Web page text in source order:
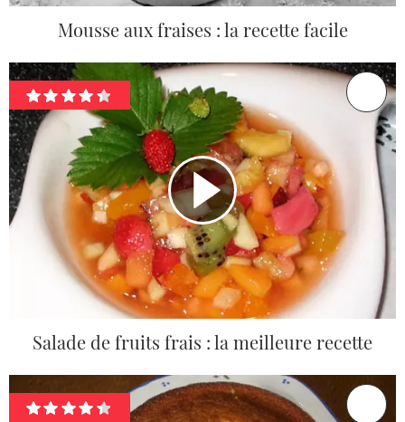
Mousse aux fraises : la recette facile
Salade de fruits frais : la meilleure recette